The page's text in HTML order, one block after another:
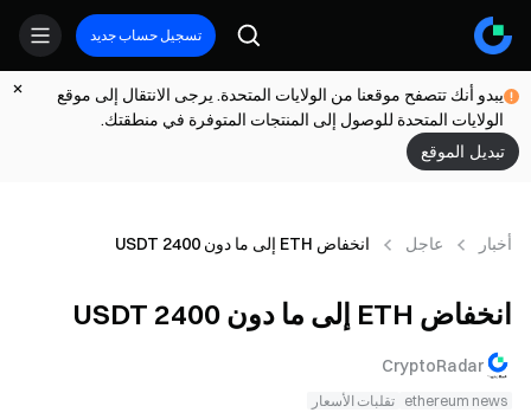
تسجيل حساب جديد
يبدو أنك تتصفح موقعنا من الولايات المتحدة. يرجى الانتقال إلى موقع
الولايات المتحدة للوصول إلى المنتجات المتوفرة في منطقتك.
تبديل الموقع
أخبار عاجل انخفاض ETH إلى ما دون 2400 USDT
انخفاض ETH إلى ما دون 2400 USDT
CryptoRadar
ethereum news تقلبات الأسعار